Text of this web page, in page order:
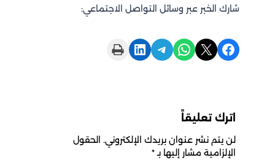
شارك الخبر عبر وسائل التواصل الاجتماعي:
Share on Facebook
Share on X
Share on WhatsApp
Share on Telegram
Share on LinkedIn
Print this Page
اترك تعليقاً
لن يتم نشر عنوان بريدك الإلكتروني. الحقول
الإلزامية مشار إليها بـ*